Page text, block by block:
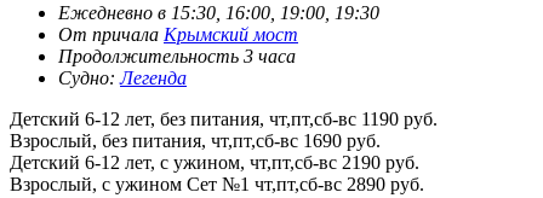
Ежедневно в 15:30, 16:00, 19:00, 19:30
От причала Крымский мост
Продолжительность 3 часа
Судно:Легенда
Детский 6-12 лет, без питания, чт,пт,сб-вс 1190 руб.
Взрослый, без питания, чт,пт,сб-вс 1690 руб.
Детский 6-12 лет, с ужином, чт,пт,сб-вс 2190 руб.
Взрослый, с ужином Сет №1 чт,пт,сб-вс 2890 руб.